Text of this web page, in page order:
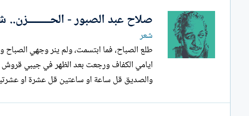
صلاح عبد الصبور -
شعر
طلع الصباح، فما ابتسمت، ولم ينر وجهي
ايامي الكفاف ورجعت بعد الظهر في جيبي قروشْ
والصديق قل ساعة او ساعتين قل عشرة او